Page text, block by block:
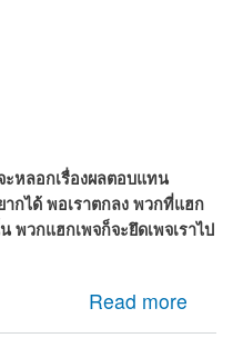
หลอกเรื่องผลตอบแทน
กได้ พอเราตกลง พวกที่แฮก
พวกแฮกเพจก็จะยึดเพจเราไป
Read more
พจที่ถูกแฮก